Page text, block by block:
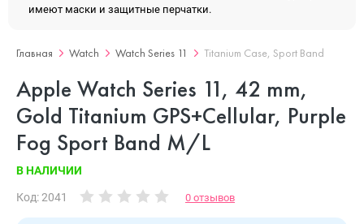
имеют маски и защитные перчатки.
Главная Watch Watch Series 11 Titanium Case, Sport Band
Apple Watch Series 11, 42 mm,
Gold Titanium GPS+Cellular, Purple
Fog Sport Band M/L
В НАЛИЧИИ
Код: 2041 0 отзывов